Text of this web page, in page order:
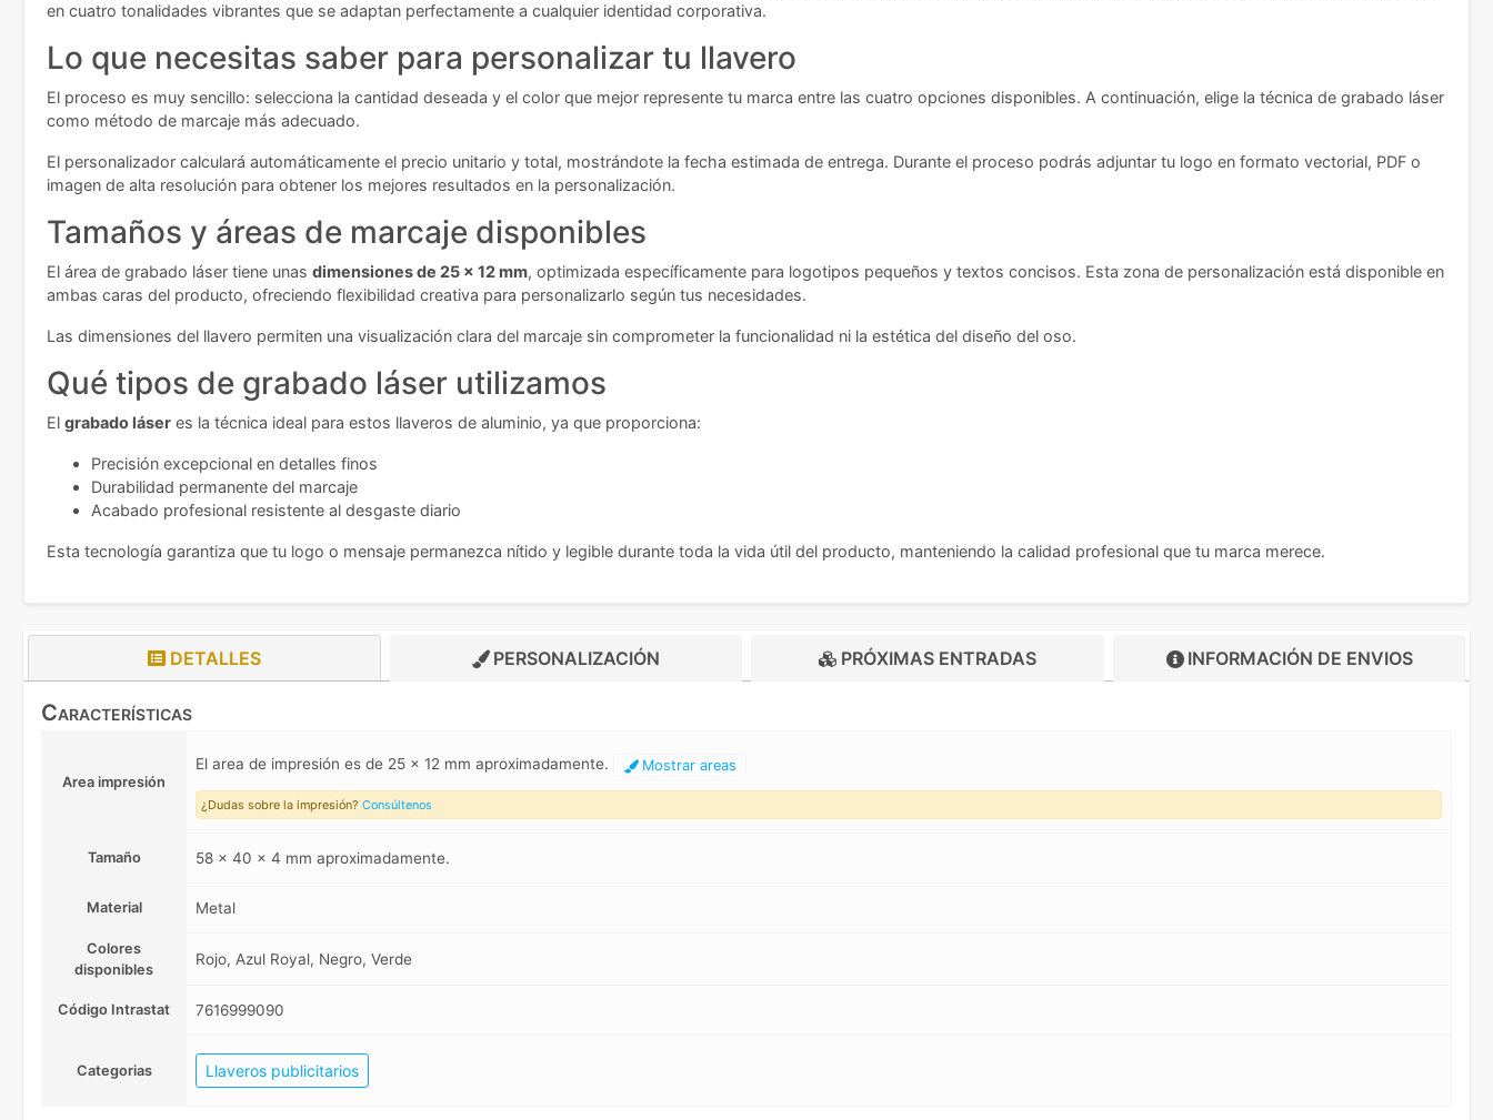
en cuatro tonalidades vibrantes que se adaptan perfectamente a cualquier identidad corporativa.
Lo que necesitas saber para personalizar tu llavero
El proceso es muy sencillo: selecciona la cantidad deseada y el color que mejor represente tu marca entre las cuatro opciones disponibles. A continuación, elige la técnica de grabado láser
como método de marcaje más adecuado.
El personalizador calculará automáticamente el precio unitario y total, mostrándote la fecha estimada de entrega. Durante el proceso podrás adjuntar tu logo en formato vectorial, PDF o
imagen de alta resolución para obtener los mejores resultados en la personalización.
Tamaños y áreas de marcaje disponibles
El área de grabado láser tiene unas dimensiones de 25 x 12 mm, optimizada específicamente para logotipos pequeños y textos concisos. Esta zona de personalización está disponible en
ambas caras del producto, ofreciendo flexibilidad creativa para personalizarlo según tus necesidades.
Las dimensiones del llavero permiten una visualización clara del marcaje sin comprometer la funcionalidad ni la estética del diseño del oso.
Qué tipos de grabado láser utilizamos
El grabado láser es la técnica ideal para estos llaveros de aluminio, ya que proporciona:
Precisión excepcional en detalles finos
Durabilidad permanente del marcaje
Acabado profesional resistente al desgaste diario
Esta tecnología garantiza que tu logo o mensaje permanezca nítido y legible durante toda la vida útil del producto, manteniendo la calidad profesional que tu marca merece.
DETALLES PERSONALIZACIÓN PRÓXIMAS ENTRADAS INFORMACIÓN DE ENVIOS
Características
Area impresión
El area de impresión es de 25 x 12 mm aproximadamente. Mostrar areas
¿Dudas sobre la impresión? Consúltenos
Tamaño 58 x 40 x 4 mm aproximadamente.
Material Metal
Colores
disponibles
Rojo, Azul Royal, Negro, Verde
Código Intrastat 7616999090
Categorias Llaveros publicitarios